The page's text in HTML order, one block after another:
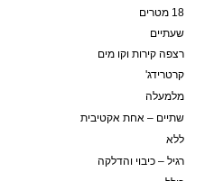
18 מטרים
שעתיים
רצפה קירות וקו מים
קרטרידג'
מלמעלה
שתיים – אחת אקטיבית
ללא
רגיל – כיבוי והדלקה